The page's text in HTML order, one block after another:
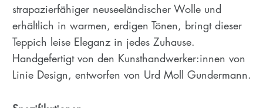
strapazierfähiger neuseeländischer Wolle und
erhältlich in warmen, erdigen Tönen, bringt dieser
Teppich leise Eleganz in jedes Zuhause.
Handgefertigt von den Kunsthandwerker:innen von
Linie Design, entworfen von Urd Moll Gundermann.